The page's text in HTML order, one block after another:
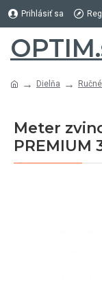
Prihlásiť sa
Dielňa
Meter
PREMIUM